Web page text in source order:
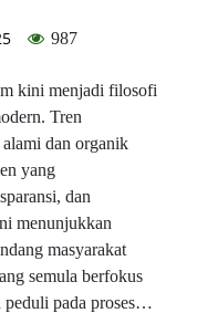
987
kini menjadi filosofi
Tren
alami dan organik
yang
dan
menunjukkan
masyarakat
semula berfokus
peduli pada proses…